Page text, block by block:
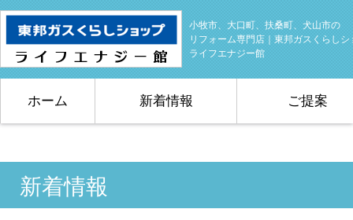
小牧市、大口町、扶桑町、犬山市の
リフォーム専門店｜東邦ガスくらしシ
ライフエナジー館
ホーム 新着情報 ご提案
新着情報